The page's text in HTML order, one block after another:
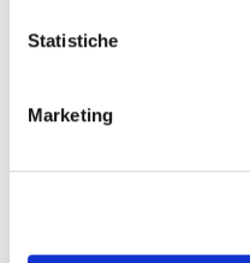
Statistiche
Marketing
TUTTE LE CATEGORIE